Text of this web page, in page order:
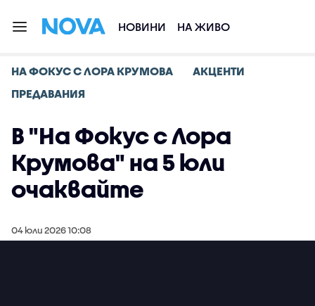
НОВИНИ НА ЖИВО
НА ФОКУС С ЛОРА КРУМОВА
АКЦЕНТИ
ПРЕДАВАНИЯ
В "На Фокус с Лора
Крумова" на 5 юли
очаквайте
04 юли 2026 10:08